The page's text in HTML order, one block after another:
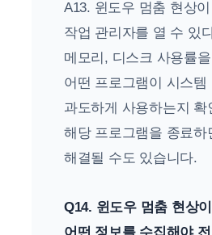
A13. 윈도우 멈춤 현상
작업 관리자를 열 수 있
메모리, 디스크 사용률
어떤 프로그램이 시스템
과도하게 사용하는지 확
해당 프로그램을 종료하
해결될 수도 있습니다.
Q14. 윈도우 멈춤 현상